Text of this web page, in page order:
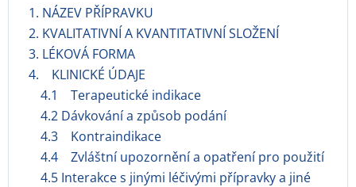
1. NÁZEV PŘÍPRAVKU
2. KVALITATIVNÍ A KVANTITATIVNÍ SLOŽENÍ
3. LÉKOVÁ FORMA
4. KLINICKÉ ÚDAJE
4.1 Terapeutické indikace
4.2 Dávkování a způsob podání
4.3 Kontraindikace
4.4 Zvláštní upozornění a opatření pro použití
4.5 Interakce s jinými léčivými přípravky a jiné